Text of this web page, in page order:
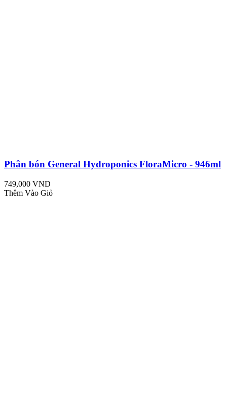
Phân bón General Hydroponics FloraMicro - 946ml
749,000 VND
Thêm Vào Giỏ